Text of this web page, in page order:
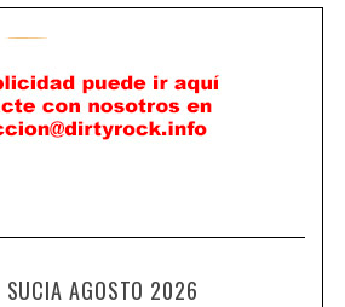
SUCIA AGOSTO 2026